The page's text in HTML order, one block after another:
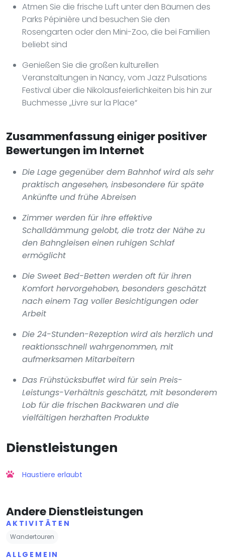
Atmen Sie die frische Luft unter den Bäumen des
Parks Pépinière und besuchen Sie den
Rosengarten oder den Mini-Zoo, die bei Familien
beliebt sind
Genießen Sie die großen kulturellen
Veranstaltungen in Nancy, vom Jazz Pulsations
Festival über die Nikolausfeierlichkeiten bis hin zur
Buchmesse „Livre sur la Place“
Zusammenfassung einiger positiver
Bewertungen im Internet
Die Lage gegenüber dem Bahnhof wird als sehr
praktisch angesehen, insbesondere für späte
Ankünfte und frühe Abreisen
Zimmer werden für ihre effektive
Schalldämmung gelobt, die trotz der Nähe zu
den Bahngleisen einen ruhigen Schlaf
ermöglicht
Die Sweet Bed-Betten werden oft für ihren
Komfort hervorgehoben, besonders geschätzt
nach einem Tag voller Besichtigungen oder
Arbeit
Die 24-Stunden-Rezeption wird als herzlich und
reaktionsschnell wahrgenommen, mit
aufmerksamen Mitarbeitern
Das Frühstücksbuffet wird für sein Preis-
Leistungs-Verhältnis geschätzt, mit besonderem
Lob für die frischen Backwaren und die
vielfältigen herzhaften Produkte
Dienstleistungen
Haustiere erlaubt
Andere Dienstleistungen
AKTIVITÄTEN
Wandertouren
ALLGEMEIN